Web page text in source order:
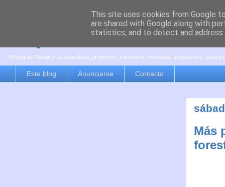
es por madrid
El blog de Madrid y su actualidad, proyectos, transporte, movilidad, arquitectura,
Este blog Anunciarse Contacto
Más
This site uses cookies from Google
are shared with Google along with
statistics, and to detect and address